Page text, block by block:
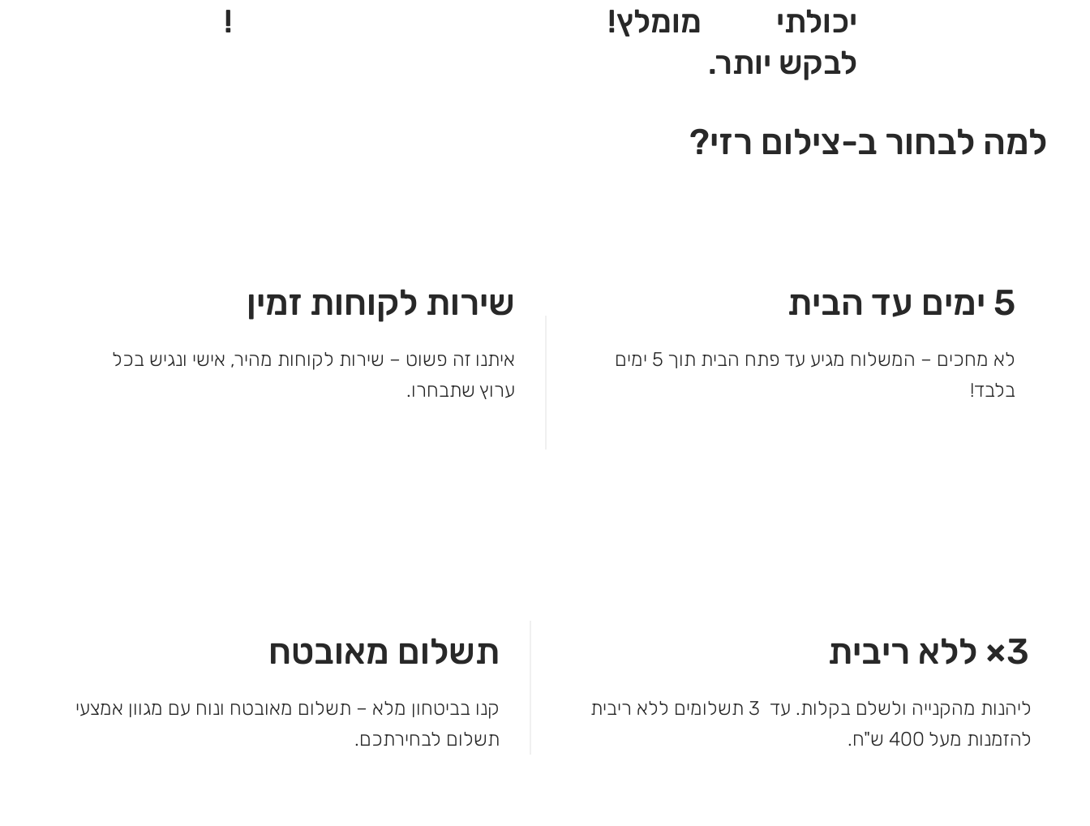
!‎
מומלץ!
יכולתי
לבקש יותר.
למה לבחור ב-צילום רזי?
שירות לקוחות זמין
איתנו זה פשוט – שירות לקוחות מהיר, אישי ונגיש בכל
ערוץ שתבחרו.
5 ימים עד הבית
לא מחכים – המשלוח מגיע עד פתח הבית תוך 5 ימים
בלבד!
תשלום מאובטח
קנו בביטחון מלא – תשלום מאובטח ונוח עם מגוון אמצעי
תשלום לבחירתכם.
3× ללא ריבית
ליהנות מהקנייה ולשלם בקלות. עד 3 תשלומים ללא ריבית
להזמנות מעל 400 ש"ח.